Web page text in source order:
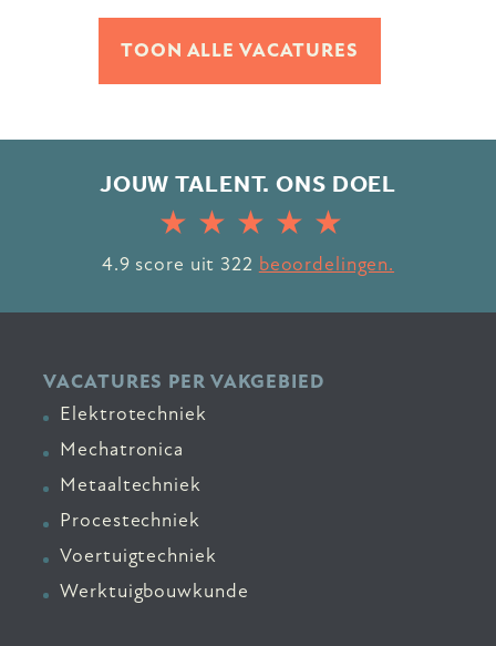
TOON ALLE VACATURES
JOUW TALENT. ONS DOEL
4.9 score uit 322 beoordelingen.
VACATURES PER VAKGEBIED
Elektrotechniek
Mechatronica
Metaaltechniek
Procestechniek
Voertuigtechniek
Werktuigbouwkunde